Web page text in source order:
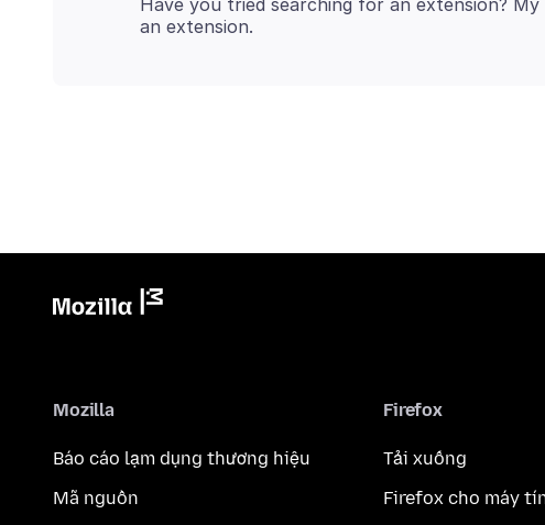
Mozilla
Báo cáo lạm dụng thương hiệu
Mã nguồn
Firefox
Tải xuống
Firefox cho máy